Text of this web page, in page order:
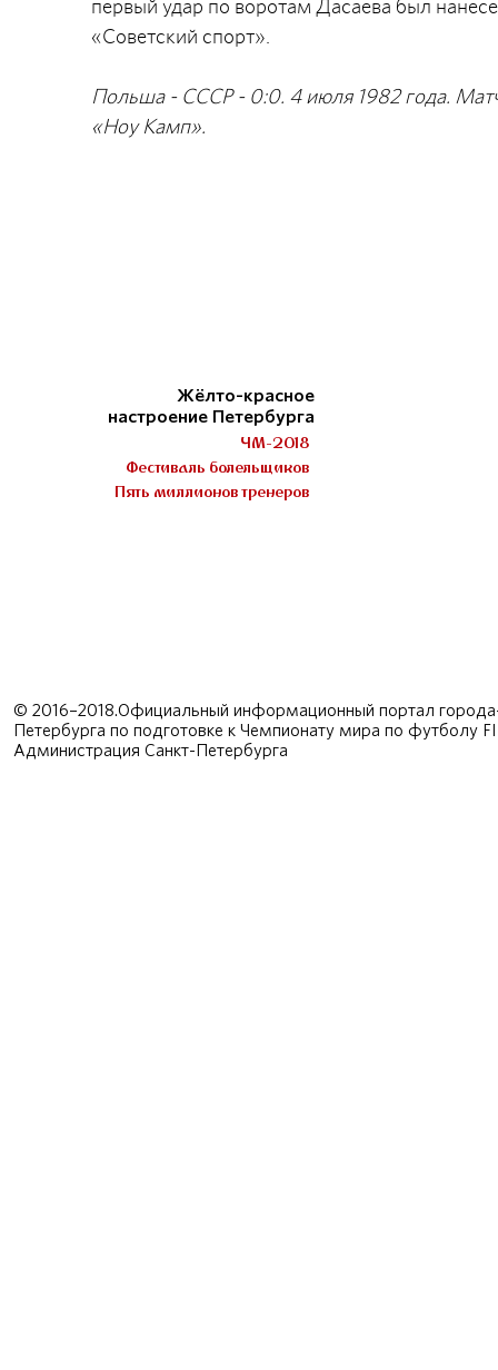
первый удар по воротам Дасаева был
«Советский спорт».
Польша - СССР - 0:0. 4 июля 1982 года.
«Ноу Камп».
Жёлто-красное
настроение Петербурга
ЧМ-2018
Фестиваль болельщиков
Пять миллионов тренеров
© 2016–2018.Официальный информационный портал
Петербурга по подготовке к Чемпионату мира по футболу
Администрация Санкт-Петербурга